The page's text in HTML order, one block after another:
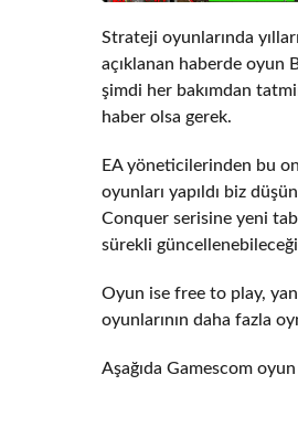
Strateji oyunlarında
açıklanan haberde oyun
şimdi her bakımdan
haber olsa gerek.
EA yöneticilerinden bu
oyunları yapıldı biz
Conquer serisine yeni
sürekli
Oyun ise free to play,
oyunlarının daha fazla
Aşağıda Gamescom